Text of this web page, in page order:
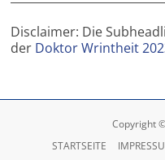
Disclaimer: Die
der Doktor Wrintheit
Copyright
STARTSEITE